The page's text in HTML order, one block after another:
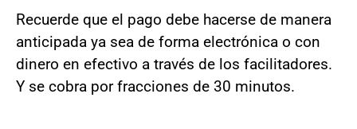
Recuerde que el pago debe hacerse de manera
anticipada ya sea de forma electrónica o con
dinero en efectivo a través de los facilitadores.
Y se cobra por fracciones de 30 minutos.